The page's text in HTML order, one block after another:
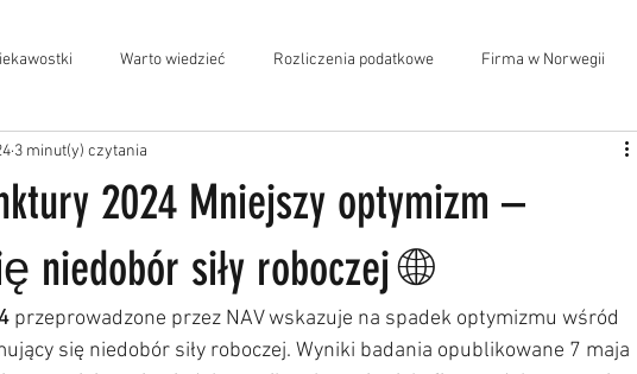
Warto wiedzieć Rozliczenia podatkowe Firma w Norwegii
2024 Mniejszy optymizm –
niedobór siły roboczej 🌐
3 minut(y) czytania
przeprowadzone przez NAV wskazuje na spadek optymizmu wśród
się niedobór siły roboczej. Wyniki badania opublikowane 7 maja